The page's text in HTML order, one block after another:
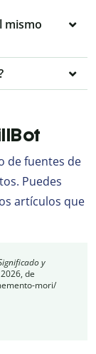
mismo
de fuentes de
Puedes
artículos que
y
de
mori/